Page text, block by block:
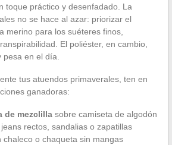
toque práctico y desenfadado. La
no se hace al azar: priorizar el
merino para los suéteres finos,
El poliéster, en cambio,
en el día.
tus atuendos primaverales, ten en
ganadoras:
de mezclillasobre camiseta de algodón
rectos, sandalias o zapatillas
chaleco o chaqueta sin mangas